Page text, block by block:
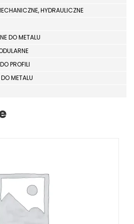
HYDRAULICZNE
DO METALU
PROFILI
METALU